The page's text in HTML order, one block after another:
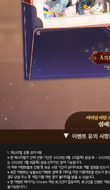
이벤트 유의 사
1. 페스티벌 공통 유의사항
※ 본 페스티벌의 전체 진행 기간은 2026년 6월 25일(목) 점검 후 ~ 2026년
는 2026년 7월 9일(목) 점검 전까지만 참여 가능합니다.
각 세부 이벤트별로 진행 및 보상 수령 기간이 상이하므로 개별 일정을 반드시
※ 모든 이벤트는 님블뉴런 이벤트 정책 및 이터널 리턴 이용약관을 반드시
경우 당첨 취소 및 게임 이용 제한 등의 불이익을 받을 수 있습니다.
※ 본 이벤트 페이지는 Steam 계정 로그인이 필요하며, 로그인을 진행한 계
불가능합니다.)